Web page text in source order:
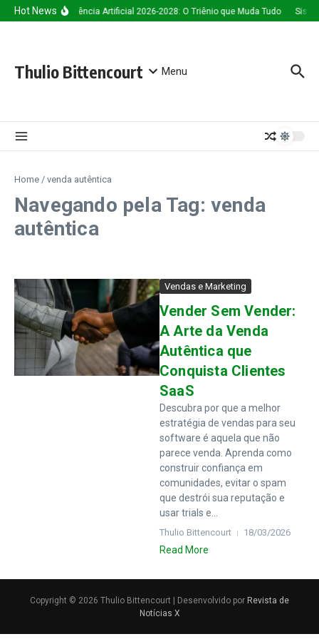
Ir para o conteúdo
Hot NewsInteligência Artificial 2026-2028: O Triênio que Muda Tudo
Thulio Bittencourt Menu
Home / venda autêntica
Navegando pela Tag: venda
autêntica
Vendas e Marketing
Vender Sem Vender:
A Arte da Venda
Autêntica que
Conquista Clientes
SaaS
Descubra por que a melhor
estratégia de vendas para seu
software é aquela que não
parece venda. Aprenda como
construir confiança em
comunidades, evitar o spam
que destrói sua reputação e
usar trials e...
Thulio Bittencourt 18/03/2026
Read More
Copyright © 2026 Thulio Bittencourt | Desenvolvido por Revista de
Notícias X